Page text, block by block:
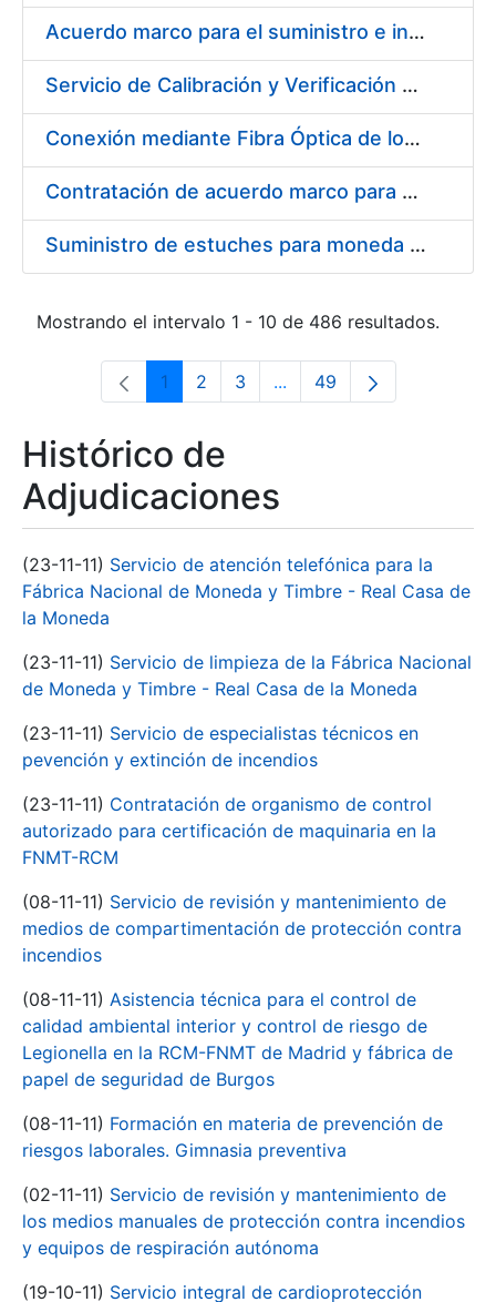
Acuerdo marco para el suministro e instalación de persianas, estores y otros complementos
Servicio de Calibración y Verificación Externa de los Equipos de Medición del Servicio de Prevención de la FNMT-RCM
Conexión mediante Fibra Óptica de los Centros de Proceso de Datos (CPDs) de las sedes de la FNMT-RCM de Burgos y Madrid
Contratación de acuerdo marco para el Suministro de Material de Electricidad para la Fábrica Nacional de Moneda y Timbre-Real Casa de la Moneda en su centro de trabajo de Burgos
Suministro de estuches para moneda de 30 €
Mostrando el intervalo 1 - 10 de 486 resultados.
Página
1 Página
2 Página
3 ...Páginas intermedias Use
Página
49
Histórico de
Adjudicaciones
(23-11-11) Servicio de atención telefónica para la
Fábrica Nacional de Moneda y Timbre - Real Casa de
la Moneda
(23-11-11) Servicio de limpieza de la Fábrica Nacional
de Moneda y Timbre - Real Casa de la Moneda
(23-11-11) Servicio de especialistas técnicos en
pevención y extinción de incendios
(23-11-11) Contratación de organismo de control
autorizado para certificación de maquinaria en la
FNMT-RCM
(08-11-11) Servicio de revisión y mantenimiento de
medios de compartimentación de protección contra
incendios
(08-11-11) Asistencia técnica para el control de
calidad ambiental interior y control de riesgo de
Legionella en la RCM-FNMT de Madrid y fábrica de
papel de seguridad de Burgos
(08-11-11) Formación en materia de prevención de
riesgos laborales. Gimnasia preventiva
(02-11-11) Servicio de revisión y mantenimiento de
los medios manuales de protección contra incendios
y equipos de respiración autónoma
(19-10-11) Servicio integral de cardioprotección